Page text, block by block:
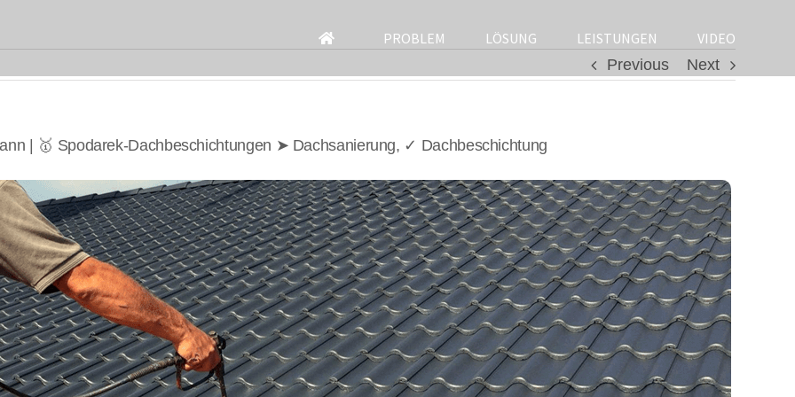
for:
PROBLEM LÖSUNG LEISTUNGEN
VIDEO
Previous
Next
| 🥇 Spodarek-Dachbeschichtungen ➤ Dachsanierung, ✓ Dachbeschichtung